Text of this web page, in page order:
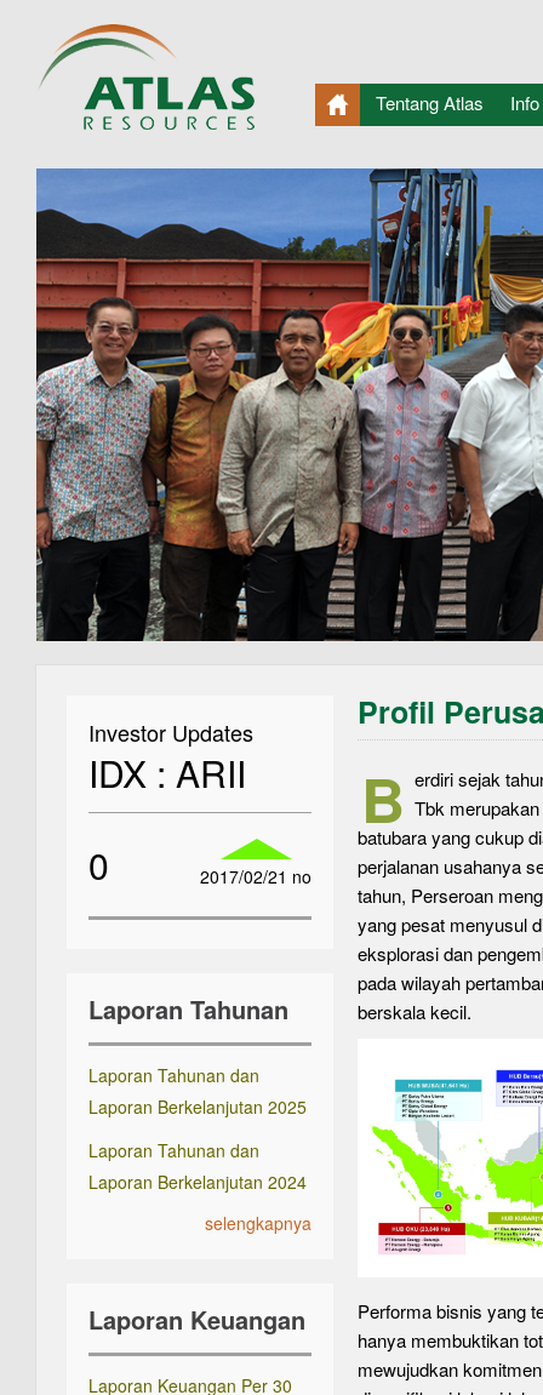
Tentang Atlas
Investor Updates
IDX : ARII
0
2017/02/21 no
Laporan Tahunan
Laporan Tahunan dan
Laporan Berkelanjutan 2025
Laporan Tahunan dan
Laporan Berkelanjutan 2024
selengkapnya
Laporan Keuangan
Laporan Keuangan Per 30
Profil
B erdiri sejak
Tbk
batubara yang cukup
perjalanan usahanya
tahun, Perseroan
yang pesat menyusul
eksplorasi dan
pada wilayah
berskala kecil.
Performa bisnis yang
hanya membuktikan
mewujudkan